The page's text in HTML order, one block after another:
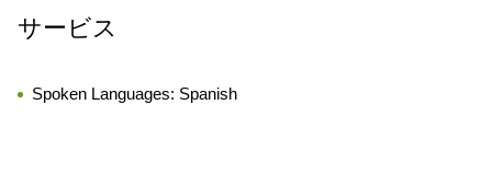
サービス
Spoken Languages: Spanish